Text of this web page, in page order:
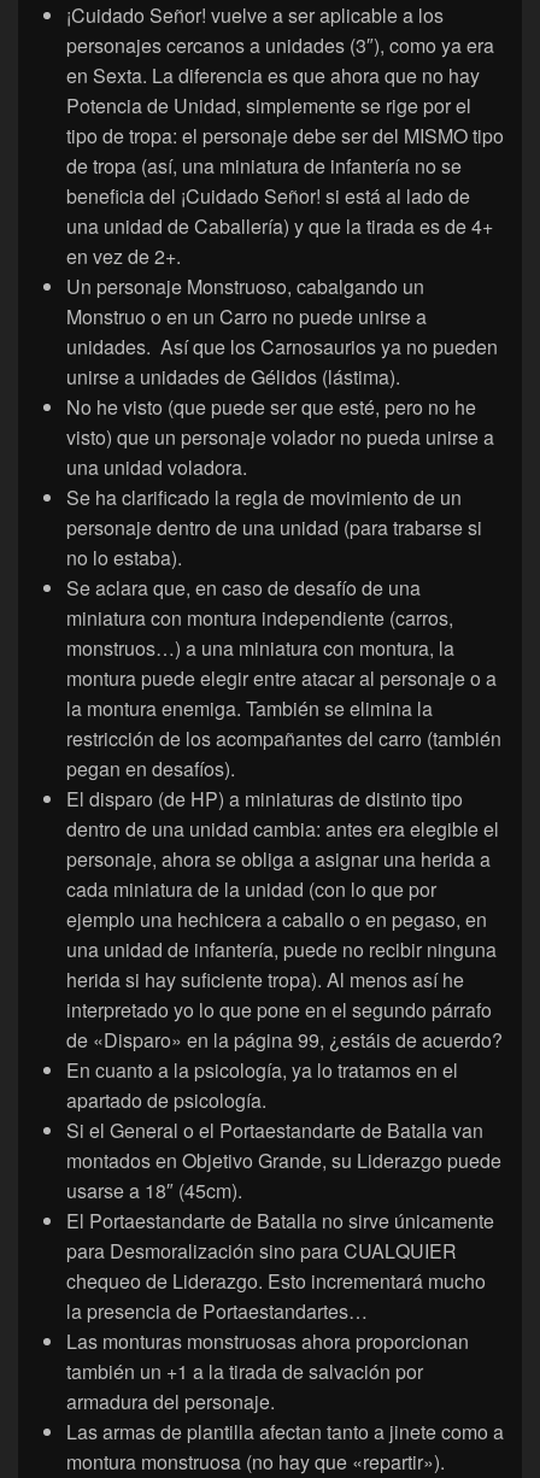
¡Cuidado Señor! vuelve a ser aplicable a los
personajes cercanos a unidades (3″), como ya era
en Sexta. La diferencia es que ahora que no hay
Potencia de Unidad, simplemente se rige por el
tipo de tropa: el personaje debe ser del MISMO tipo
de tropa (así, una miniatura de infantería no se
beneficia del ¡Cuidado Señor! si está al lado de
una unidad de Caballería) y que la tirada es de 4+
en vez de 2+.
Un personaje Monstruoso, cabalgando un
Monstruo o en un Carro no puede unirse a
unidades. Así que los Carnosaurios ya no pueden
unirse a unidades de Gélidos (lástima).
No he visto (que puede ser que esté, pero no he
visto) que un personaje volador no pueda unirse a
una unidad voladora.
Se ha clarificado la regla de movimiento de un
personaje dentro de una unidad (para trabarse si
no lo estaba).
Se aclara que, en caso de desafío de una
miniatura con montura independiente (carros,
monstruos…) a una miniatura con montura, la
montura puede elegir entre atacar al personaje o a
la montura enemiga. También se elimina la
restricción de los acompañantes del carro (también
pegan en desafíos).
El disparo (de HP) a miniaturas de distinto tipo
dentro de una unidad cambia: antes era elegible el
personaje, ahora se obliga a asignar una herida a
cada miniatura de la unidad (con lo que por
ejemplo una hechicera a caballo o en pegaso, en
una unidad de infantería, puede no recibir ninguna
herida si hay suficiente tropa). Al menos así he
interpretado yo lo que pone en el segundo párrafo
de «Disparo» en la página 99, ¿estáis de acuerdo?
En cuanto a la psicología, ya lo tratamos en el
apartado de psicología.
Si el General o el Portaestandarte de Batalla van
montados en Objetivo Grande, su Liderazgo puede
usarse a 18″ (45cm).
El Portaestandarte de Batalla no sirve únicamente
para Desmoralización sino para CUALQUIER
chequeo de Liderazgo. Esto incrementará mucho
la presencia de Portaestandartes…
Las monturas monstruosas ahora proporcionan
también un +1 a la tirada de salvación por
armadura del personaje.
Las armas de plantilla afectan tanto a jinete como a
montura monstruosa (no hay que «repartir»).